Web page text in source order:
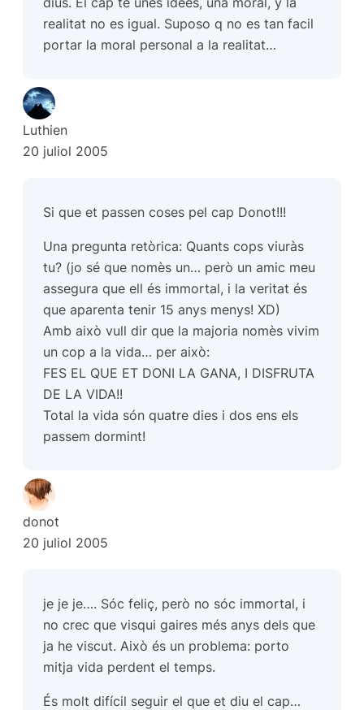
realitat no es igual. Suposo q no es tan facil
portar la moral personal a la realitat…
Luthien
20 juliol 2005
Si que et passen coses pel cap Donot!!!
Una pregunta retòrica: Quants cops viuràs
tu? (jo sé que nomès un… però un amic meu
assegura que ell és immortal, i la veritat és
que aparenta tenir 15 anys menys! XD)
Amb això vull dir que la majoria nomès vivim
un cop a la vida… per això:
FES EL QUE ET DONI LA GANA, I DISFRUTA
DE LA VIDA!!
Total la vida són quatre dies i dos ens els
passem dormint!
donot
20 juliol 2005
je je je…. Sóc feliç, però no sóc immortal, i
no crec que visqui gaires més anys dels que
ja he viscut. Això és un problema: porto
mitja vida perdent el temps.
És molt difícil seguir el que et diu el cap…